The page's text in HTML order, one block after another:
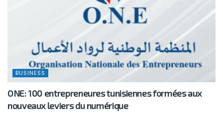
BUSINESS
ONE: 100 entrepreneures tunisiennes formées aux
nouveaux leviers du numérique